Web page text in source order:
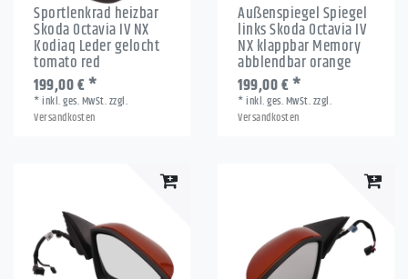
Sportlenkrad heizbar
Skoda Octavia IV NX
Kodiaq Leder gelocht
tomato red
199,00 € *
*inkl. ges. MwSt.zzgl.
Versandkosten
Außenspiegel Spiegel
links Skoda Octavia IV
NX klappbar Memory
abblendbar orange
199,00 € *
*inkl. ges. MwSt.zzgl.
Versandkosten